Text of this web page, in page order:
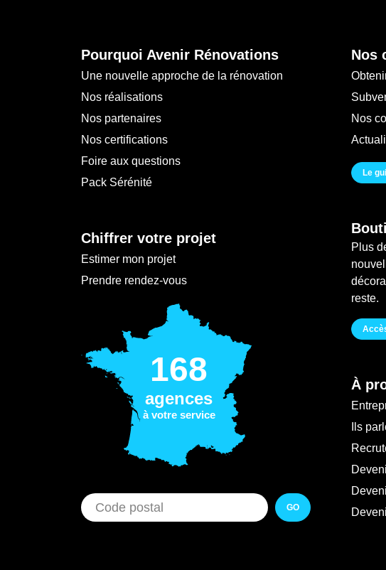
Pourquoi Avenir Rénovations
Une nouvelle approche de la rénovation
Nos réalisations
Nos partenaires
Nos certifications
Foire aux questions
Pack Sérénité
Chiffrer votre projet
Estimer mon projet
Prendre rendez-vous
168
agences
à votre service
GO
Nos
Nos
Le
Plus
reste.
À
Ils